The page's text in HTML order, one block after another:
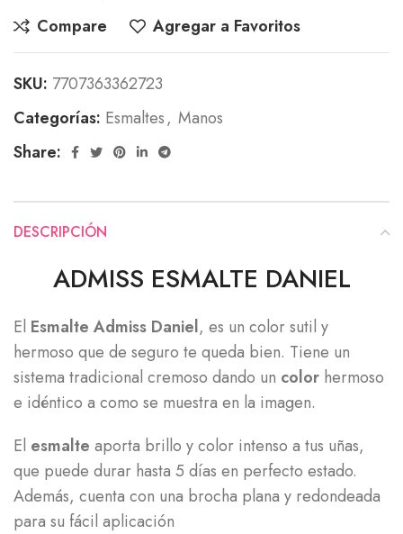
Compare
Agregar a Favoritos
SKU: 7707363362723
Categorías: Esmaltes, Manos
Share:
DESCRIPCIÓN
ADMISS ESMALTE DANIEL
El Esmalte Admiss Daniel, es un color sutil y
hermoso que de seguro te queda bien. Tiene un
sistema tradicional cremoso dando un color hermoso
e idéntico a como se muestra en la imagen.
El esmalte aporta brillo y color intenso a tus uñas,
que puede durar hasta 5 días en perfecto estado.
Además, cuenta con una brocha plana y redondeada
para su fácil aplicación